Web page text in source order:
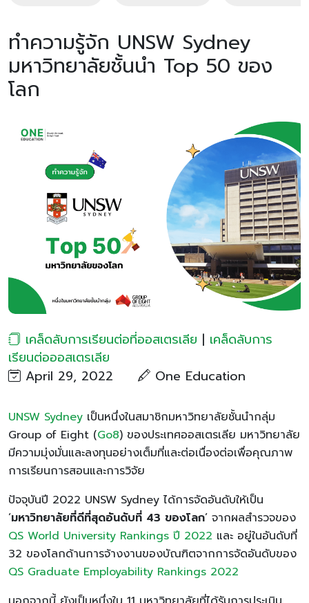
ทำความรู้จัก UNSW Sydney
มหาวิทยาลัยชั้นนำ Top 50 ของ
โลก
เคล็ดลับการเรียนต่อที่ออสเตรเลีย | เคล็ดลับการ
เรียนต่อออสเตรเลีย
April 29, 2022
One Education
UNSW Sydney เป็นหนึ่งในสมาชิกมหาวิทยาลัยชั้นนำกลุ่ม
Group of Eight (Go8) ของประเทศออสเตรเลีย มหาวิทยาลัย
มีความมุ่งมั่นและลงทุนอย่างเต็มที่และต่อเนื่องต่อเพื่อคุณภาพ
การเรียนการสอนและการวิจัย
ปัจจุบันปี 2022 UNSW Sydney ได้การจัดอันดับให้เป็น
‘มหาวิทยาลัยที่ดีที่สุดอันดับที่ 43 ของโลก’ จากผลสำรวจของ
QS World University Rankings ปี 2022 และ อยู่ในอันดับที่
32 ของโลกด้านการจ้างงานของบัณฑิตจากการจัดอันดับของ
QS Graduate Employability Rankings 2022